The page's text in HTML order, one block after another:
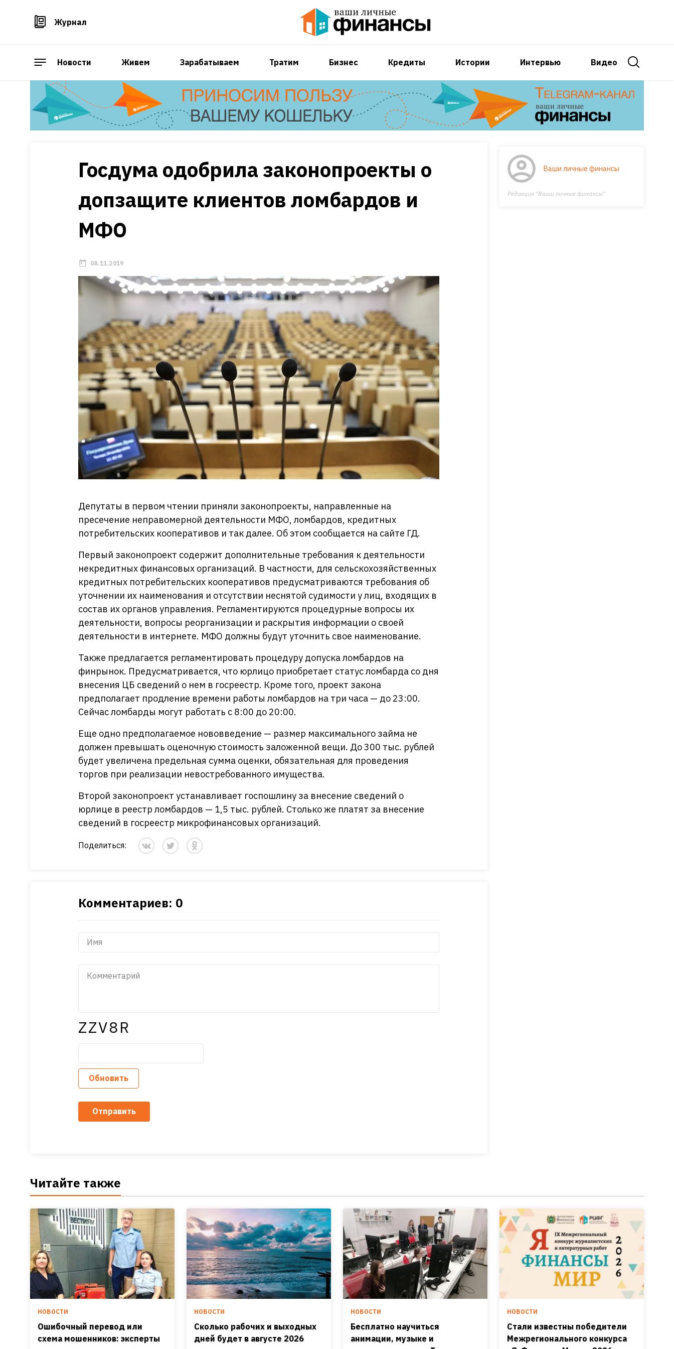
Журнал
Новости Живем Зарабатываем Тратим Бизнес Кредиты Истории Интервью Видео
Госдума одобрила законопроекты о
допзащите клиентов ломбардов и
МФО
08.11.2019
Ваши личные финансы
Редакция "Ваши личные финансы"
Депутаты в первом чтении приняли законопроекты, направленные на
пресечение неправомерной деятельности МФО, ломбардов, кредитных
потребительских кооперативов и так далее. Об этом сообщается на сайте ГД.
Первый законопроект содержит дополнительные требования к деятельности
некредитных финансовых организаций. В частности, для сельскохозяйственных
кредитных потребительских кооперативов предусматриваются требования об
уточнении их наименования и отсутствии неснятой судимости у лиц, входящих в
состав их органов управления. Регламентируются процедурные вопросы их
деятельности, вопросы реорганизации и раскрытия информации о своей
деятельности в интернете. МФО должны будут уточнить свое наименование.
Также предлагается регламентировать процедуру допуска ломбардов на
финрынок. Предусматривается, что юрлицо приобретает статус ломбарда со дня
внесения ЦБ сведений о нем в госреестр. Кроме того, проект закона
предполагает продление времени работы ломбардов на три часа — до 23:00.
Сейчас ломбарды могут работать с 8:00 до 20:00.
Еще одно предполагаемое нововведение — размер максимального займа не
должен превышать оценочную стоимость заложенной вещи. До 300 тыс. рублей
будет увеличена предельная сумма оценки, обязательная для проведения
торгов при реализации невостребованного имущества.
Второй законопроект устанавливает госпошлину за внесение сведений о
юрлице в реестр ломбардов — 1,5 тыс. рублей. Столько же платят за внесение
сведений в госреестр микрофинансовых организаций.
Поделиться:
Комментариев: 0
ZZV8R
Обновить
Отправить
Читайте также
НОВОСТИ
Ошибочный перевод или
схема мошенников: эксперты
НОВОСТИ
Сколько рабочих и выходных
дней будет в августе 2026
НОВОСТИ
Бесплатно научиться
анимации, музыке и
НОВОСТИ
Стали известны победители
Межрегионального конкурса